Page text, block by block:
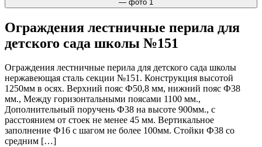
Ограждения лестничные перила для
детского сада школы №151
Ограждения лестничные перила для детского сада школы
нержавеющая сталь секции №151. Конструкция высотой
1250мм в осях. Верхний пояс Ф50,8 мм, нижний пояс Ф38
мм., Между горизонтальными поясами 1100 мм.,
Дополнительный поручень Ф38 на высоте 900мм., с
расстоянием от стоек не менее 45 мм. Вертикальное
заполнение Ф16 с шагом не более 100мм. Стойки Ф38 со
средним […]